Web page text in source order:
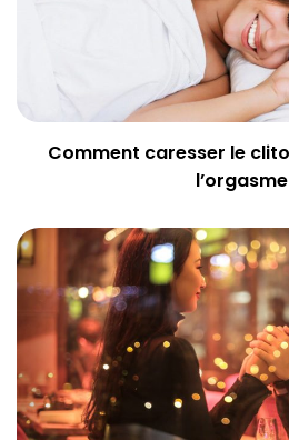
Comment caresser le